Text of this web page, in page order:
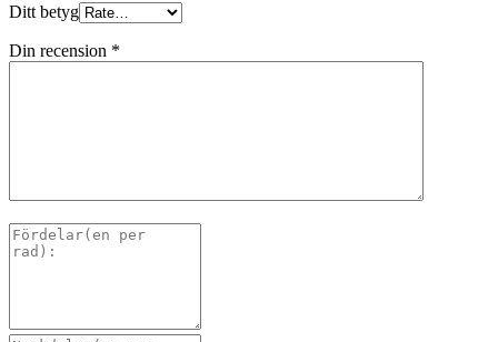
Ditt betyg
Din recension *